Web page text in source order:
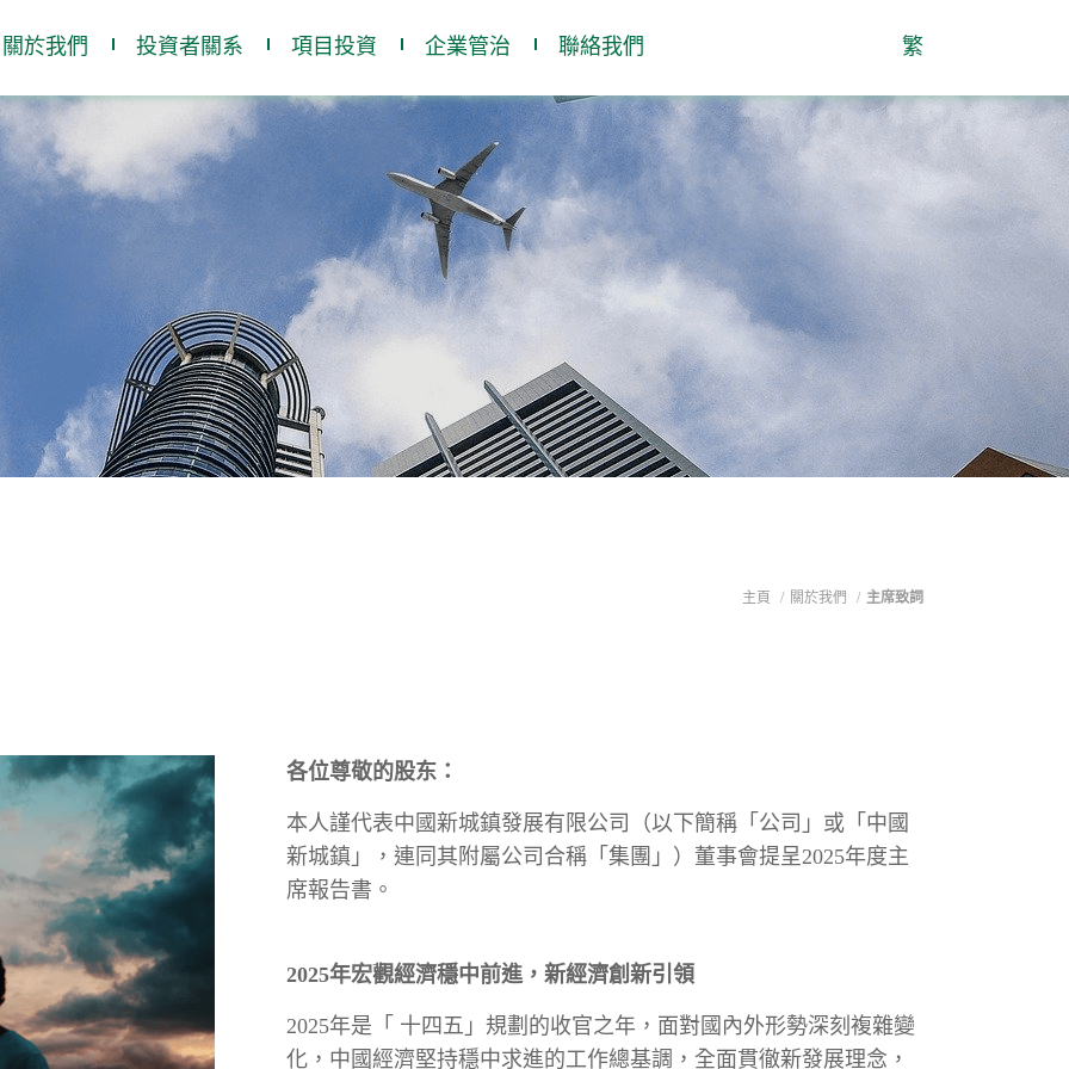
關於我們 投資者關系 項目投資 企業管治 聯絡我們 繁
主頁 / 關於我們 / 主席致詞
各位尊敬的股东：
本人謹代表中國新城鎮發展有限公司（以下簡稱「公司」或「中國
新城鎮」，連同其附屬公司合稱「集團」）董事會提呈2025年度主
席報告書。
2025年宏觀經濟穩中前進，新經濟創新引領
2025年是「 十四五」規劃的收官之年，面對國內外形勢深刻複雜變
化，中國經濟堅持穩中求進的工作總基調，全面貫徹新發展理念，